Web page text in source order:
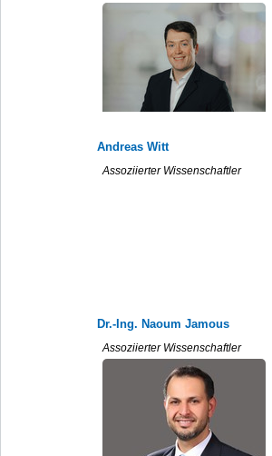
Andreas Witt
Assoziierter Wissenschaftler
Dr.-Ing. Naoum Jamous
Assoziierter Wissenschaftler